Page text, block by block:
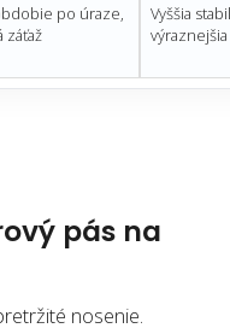
po úraze,
záťaž
Vyššia
pás na
nosenie.